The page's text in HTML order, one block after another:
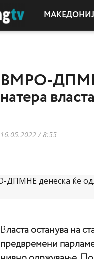
ВМРО-ДПМНЕ
натера
16.05.2022 / 8:55
Власта останува на
предвремени